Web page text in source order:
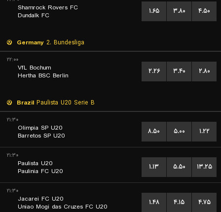
Shamrock Rovers FC
Dundalk FC
۱.۶۵ ۳.۸۰ ۴.۵۰
Germany 2. Bundesliga
۲۲:۰۰
VfL Bochum
Hertha BSC Berlin
۲.۲۶ ۳.۴۰ ۲.۸۰
Brazil Paulista U20 Serie B
۲۱:۳۰
Olimpia SP U20
Barretos SP U20
۸.۵۰ ۵.۰۰ ۱.۲۲
۲۱:۳۰
Paulista U20
Paulinia FC U20
۱.۱۳ ۵.۵۰ ۱۳.۲۵
۲۱:۳۰
Jacarei FC U20
Uniao Mogi das Cruzes FC U20
۱.۴۸ ۴.۱۵ ۴.۷۵